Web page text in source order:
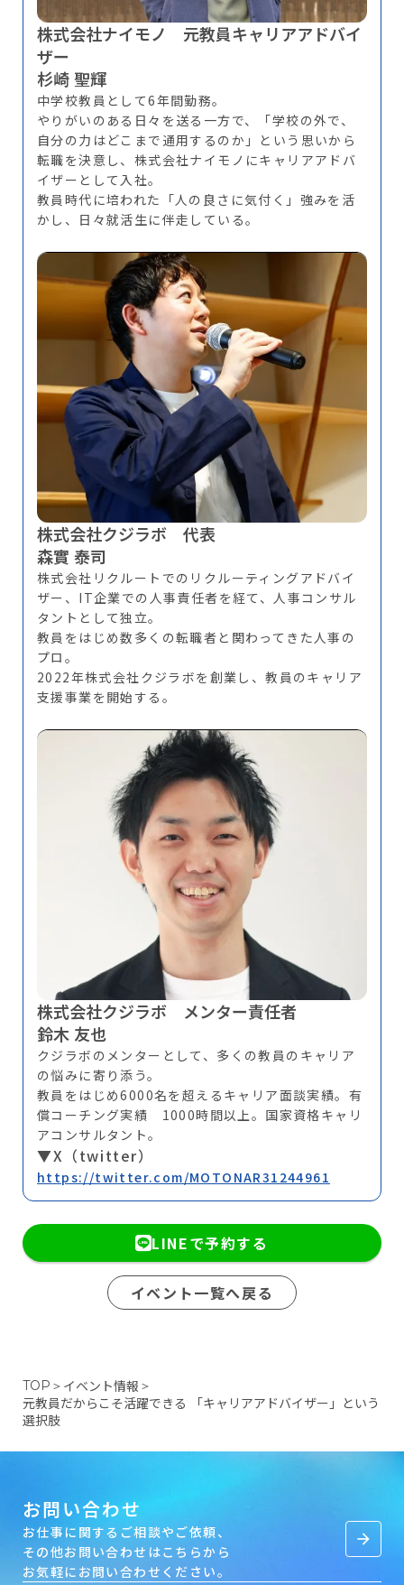
株式会社ナイモノ 元教員キャリアアドバイ
ザー
杉崎 聖輝
中学校教員として6年間勤務。
やりがいのある日々を送る一方で、「学校の外で、
自分の力はどこまで通用するのか」という思いから
転職を決意し、株式会社ナイモノにキャリアアドバ
イザーとして入社。
教員時代に培われた「人の良さに気付く」強みを活
かし、日々就活生に伴走している。
株式会社クジラボ 代表
森實 泰司
株式会社リクルートでのリクルーティングアドバイ
ザー、IT企業での人事責任者を経て、人事コンサル
タントとして独立。
教員をはじめ数多くの転職者と関わってきた人事の
プロ。
2022年株式会社クジラボを創業し、教員のキャリア
支援事業を開始する。
株式会社クジラボ メンター責任者
鈴木 友也
クジラボのメンターとして、多くの教員のキャリア
の悩みに寄り添う。
教員をはじめ6000名を超えるキャリア面談実績。有
償コーチング実績 1000時間以上。国家資格キャリ
アコンサルタント。
▼X（twitter）
https://twitter.com/MOTONAR31244961
LINEで予約する
イベント一覧へ戻る
TOP ＞ イベント情報 ＞
元教員だからこそ活躍できる 「キャリアアドバイザー」という
選択肢
お問い合わせ
お仕事に関するご相談やご依頼、
その他お問い合わせはこちらから
お気軽にお問い合わせください。
arrow_forward